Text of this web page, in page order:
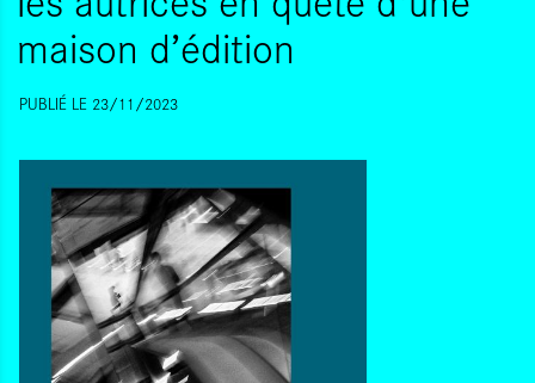
maison d’édition
PUBLIÉ LE 23/11/2023